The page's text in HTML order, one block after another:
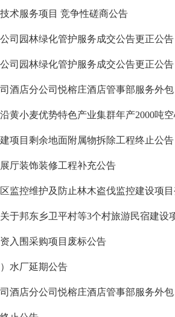
术服务项目 竞争性磋商公告
司园林绿化管护服务成交公告更正公告
司园林绿化管护服务成交公告更正公告
酒店分公司悦榕庄酒店管事部服务外
黄小麦优势特色产业集群年产2000吨
项目剩余地面附属物拆除工程终止公告
厅装饰装修工程补充公告
监控维护及防止林木盗伐监控建设项
于邦东乡卫平村等3个村旅游民宿建设
入围采购项目废标公告
水厂延期公告
酒店分公司悦榕庄酒店管事部服务外